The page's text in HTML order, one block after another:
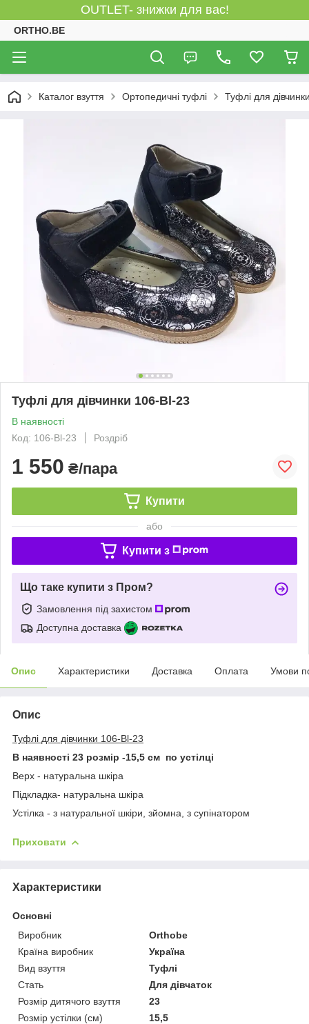
OUTLET- знижки для вас!
ORTHO.BE
Каталог взуття Ортопедичні туфлі Туфлі для
Туфлі для дівчинки 106-Bl-23
В наявності
Код: 106-Bl-23
Роздріб
1 550 ₴/пара
Купити
або
Купити з
Що таке купити з Пром?
Замовлення під захистом
Доступна доставка
Опис Характеристики Доставка Оплата Умови
Опис
Туфлі для дівчинки 106-Bl-23
В наявності 23 розмір -15,5 см по устілці
Верх - натуральна шкіра
Підкладка- натуральна шкіра
Устілка - з натуральної шкіри, зйомна, з супінатором
Приховати
Характеристики
Основні
Виробник
Orthobe
Країна виробник
Україна
Вид взуття
Туфлі
Стать
Для дівчаток
Розмір дитячого взуття
23
Розмір устілки (см)
15,5